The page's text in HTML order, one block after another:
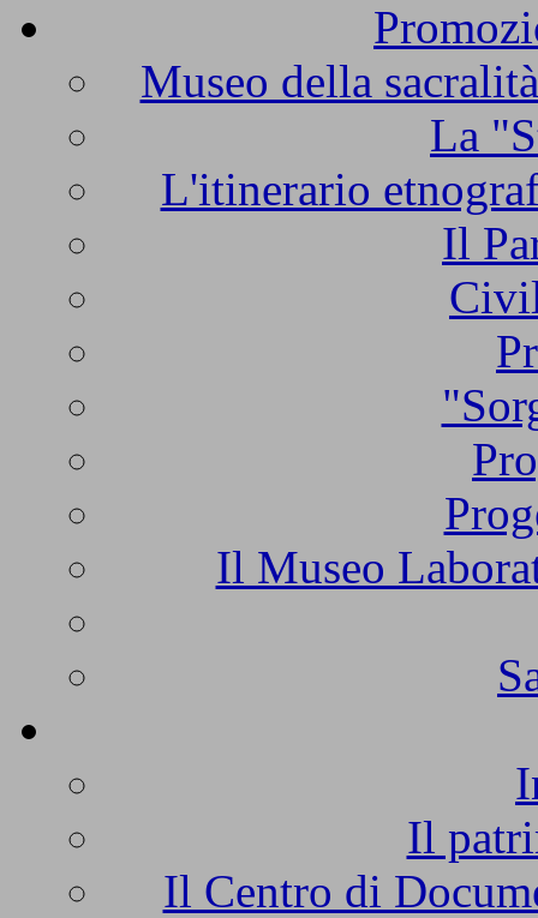
Museo della
La
L'itinerario
Il
Il Museo
Il
Il Centro di